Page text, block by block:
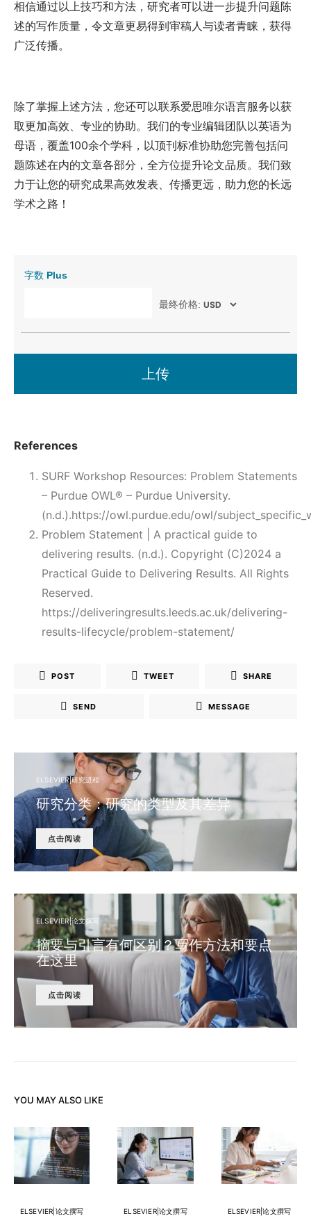
相信通过以上技巧和方法，研究者可以进一步提升问题陈
述的写作质量，令文章更易得到审稿人与读者青睐，获得
广泛传播。
除了掌握上述方法，您还可以联系爱思唯尔语言服务以获
取更加高效、专业的协助。我们的专业编辑团队以英语为
母语，覆盖100余个学科，以顶刊标准协助您完善包括问
题陈述在内的文章各部分，全方位提升论文品质。我们致
力于让您的研究成果高效发表、传播更远，助力您的长远
学术之路！
字数 Plus
最终价格:
上传
References
SURF Workshop Resources: Problem Statements
– Purdue OWL® – Purdue University.
(n.d.).https://owl.purdue.edu/owl/
Problem Statement | A practical guide to
delivering results. (n.d.). Copyright (C)2024 a
Practical Guide to Delivering Results. All Rights
Reserved.
https://deliveringresults.leeds.ac.uk/delivering-
results-lifecycle/problem-statement/
POST TWEET SHARE
SEND MESSAGE
ELSEVIER|研究进程
研究分类：研究的类型及其差异
点击阅读
ELSEVIER|论文撰写
摘要与引言有何区别？写作方法和要点
在这里
点击阅读
YOU MAY ALSO LIKE
ELSEVIER|论文撰写 ELSEVIER|论文撰写 ELSEVIER|论文撰写